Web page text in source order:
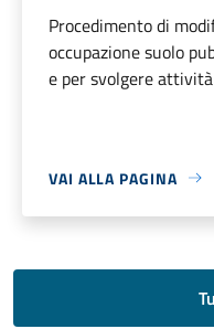
Procedimento di
occupazione suolo
e per svolgere
VAI ALLA PAGINA